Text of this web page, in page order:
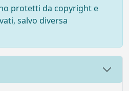
protetti da copyright e
salvo diversa